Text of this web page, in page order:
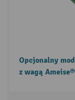
Opcjonalny
z wagą